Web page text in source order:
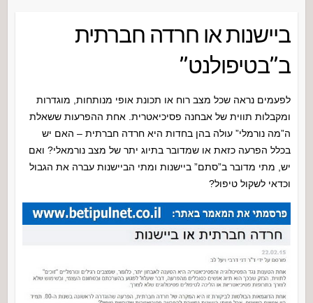
ביישנות או חרדה חברתית
ב”בטיפולנט”
לפעמים נראה שכל מצב רוח או תכונת אופי מנותחות, מוגדרות
ומקבלות תווית של אבחנה פסיכיאטרית. אחת ההפרעות ששאלת
ה”מה נורמלי” עולה בהן בחדות היא חרדה חברתית – האם יש
בכלל הפרעה כזאת או שמדובר בתיוג יתר של מצב נורמאלי? ואם
יש, מתי מדובר ב”סתם” ביישנות ומתי הביישנות עברה את הגבול
וכדאי לשקול טיפול?